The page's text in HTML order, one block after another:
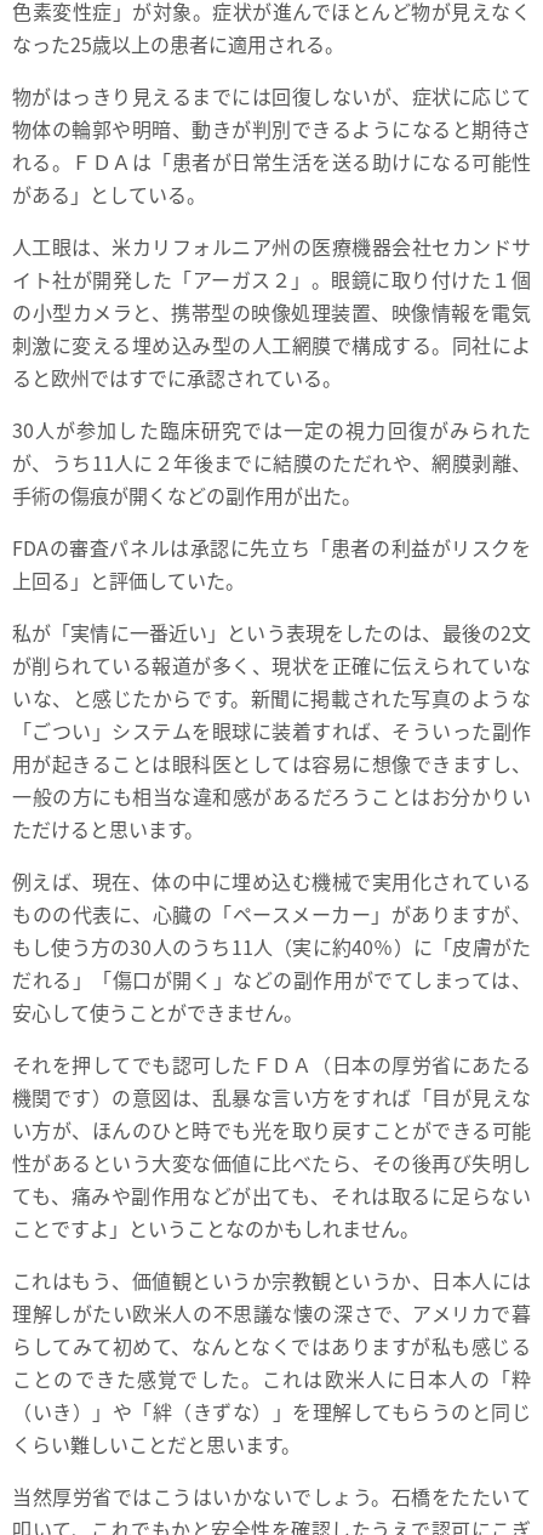
色素変性症」が対象。症状が進んでほとんど物が見えなく
なった25歳以上の患者に適用される。
物がはっきり見えるまでには回復しないが、症状に応じて
物体の輪郭や明暗、動きが判別できるようになると期待さ
れる。ＦＤＡは「患者が日常生活を送る助けになる可能性
がある」としている。
人工眼は、米カリフォルニア州の医療機器会社セカンドサ
イト社が開発した「アーガス２」。眼鏡に取り付けた１個
の小型カメラと、携帯型の映像処理装置、映像情報を電気
刺激に変える埋め込み型の人工網膜で構成する。同社によ
ると欧州ではすでに承認されている。
30人が参加した臨床研究では一定の視力回復がみられた
が、うち11人に２年後までに結膜のただれや、網膜剥離、
手術の傷痕が開くなどの副作用が出た。
FDAの審査パネルは承認に先立ち「患者の利益がリスクを
上回る」と評価していた。
私が「実情に一番近い」という表現をしたのは、最後の2文
が削られている報道が多く、現状を正確に伝えられていな
いな、と感じたからです。新聞に掲載された写真のような
「ごつい」システムを眼球に装着すれば、そういった副作
用が起きることは眼科医としては容易に想像できますし、
一般の方にも相当な違和感があるだろうことはお分かりい
ただけると思います。
例えば、現在、体の中に埋め込む機械で実用化されている
ものの代表に、心臓の「ペースメーカー」がありますが、
もし使う方の30人のうち11人（実に約40％）に「皮膚がた
だれる」「傷口が開く」などの副作用がでてしまっては、
安心して使うことができません。
それを押してでも認可したＦＤＡ（日本の厚労省にあたる
機関です）の意図は、乱暴な言い方をすれば「目が見えな
い方が、ほんのひと時でも光を取り戻すことができる可能
性があるという大変な価値に比べたら、その後再び失明し
ても、痛みや副作用などが出ても、それは取るに足らない
ことですよ」ということなのかもしれません。
これはもう、価値観というか宗教観というか、日本人には
理解しがたい欧米人の不思議な懐の深さで、アメリカで暮
らしてみて初めて、なんとなくではありますが私も感じる
ことのできた感覚でした。これは欧米人に日本人の「粋
（いき）」や「絆（きずな）」を理解してもらうのと同じ
くらい難しいことだと思います。
当然厚労省ではこうはいかないでしょう。石橋をたたいて
叩いて、これでもかと安全性を確認したうえで認可にこぎ